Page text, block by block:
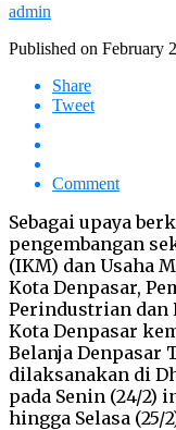
admin
Published on February
Share
Tweet
Comment
Sebagai upaya
pengembangan
(IKM) dan Usaha
Kota Denpasar,
Perindustrian dan
Kota Denpasar
Belanja Denpasar
dilaksanakan di
pada Senin (24/2)
hingga Selasa (25/